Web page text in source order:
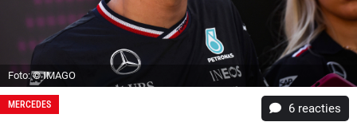
Foto: © IMAGO
MERCEDES 6 reacties